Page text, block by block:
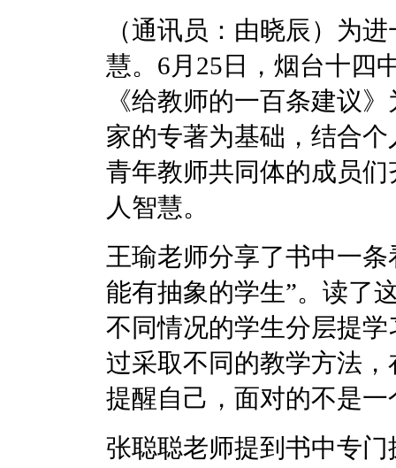
（通讯员：由晓辰）为
慧。6月25日，烟台十四
《给教师的一百条建议
家的专著为基础，结合
青年教师共同体的成员
人智慧。
王瑜老师分享了书中一
能有抽象的学生”。读了
不同情况的学生分层提
过采取不同的教学方法
提醒自己，面对的不是
张聪聪老师提到书中专